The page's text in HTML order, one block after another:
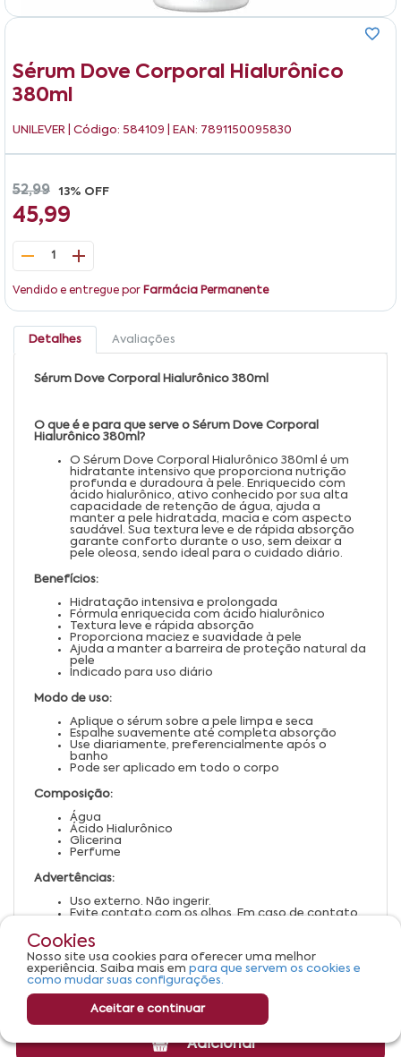
Sérum Dove Corporal Hialurônico
380ml
UNILEVER | Código: 584109 | EAN: 7891150095830
52,99 13% OFF
45,99
1
Vendido e entregue por Farmácia Permanente
Adicionar
Detalhes Avaliações
Sérum Dove Corporal Hialurônico 380ml
O que é e para que serve o Sérum Dove Corporal
Hialurônico 380ml?
O Sérum Dove Corporal Hialurônico 380ml é um
hidratante intensivo que proporciona nutrição
profunda e duradoura à pele. Enriquecido com
ácido hialurônico, ativo conhecido por sua alta
capacidade de retenção de água, ajuda a
manter a pele hidratada, macia e com aspecto
saudável. Sua textura leve e de rápida absorção
garante conforto durante o uso, sem deixar a
pele oleosa, sendo ideal para o cuidado diário.
Benefícios:
Hidratação intensiva e prolongada
Fórmula enriquecida com ácido hialurônico
Textura leve e rápida absorção
Proporciona maciez e suavidade à pele
Ajuda a manter a barreira de proteção natural da
pele
Indicado para uso diário
Modo de uso:
Aplique o sérum sobre a pele limpa e seca
Espalhe suavemente até completa absorção
Use diariamente, preferencialmente após o
banho
Pode ser aplicado em todo o corpo
Composição:
Água
Ácido Hialurônico
Glicerina
Perfume
Advertências:
Uso externo. Não ingerir.
Evite contato com os olhos. Em caso de contato,
Suspenda o uso em caso de irritação ou alergia.
Mantenha fora do alcance de crianças.
Conservar em local fresco, seco e ao abrigo da luz
solar direta.
Cookies
Nosso site usa cookies para oferecer uma melhor
experiência. Saiba mais em para que servem os cookies e
como mudar suas configurações.
Aceitar e continuar